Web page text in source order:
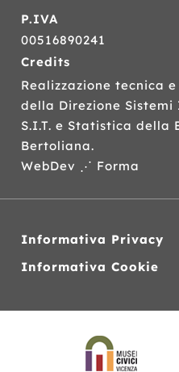
P.IVA
00516890241
Credits
Realizzazione tecnica
della Direzione
S.I.T. e Statistica della
Bertoliana.
WebDev ⋰ Forma
Informativa Privacy
Informativa Cookie